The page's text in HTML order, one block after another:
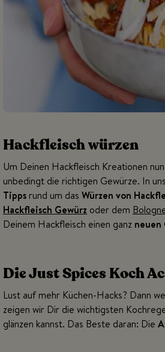
Hackfleisch würzen
Um Deinen Hackfleisch Kreationen
unbedingt die richtigen Gewürze. In
Tipps rund um dasWürzen von
Hackfleisch Gewürz oder dem
Deinem Hackfleisch einen ganz neuen
Die Just Spices Koch
Lust auf mehr Küchen-Hacks? Dann
zeigen wir Dir die wichtigsten
glänzen kannst. Das Beste daran: Die